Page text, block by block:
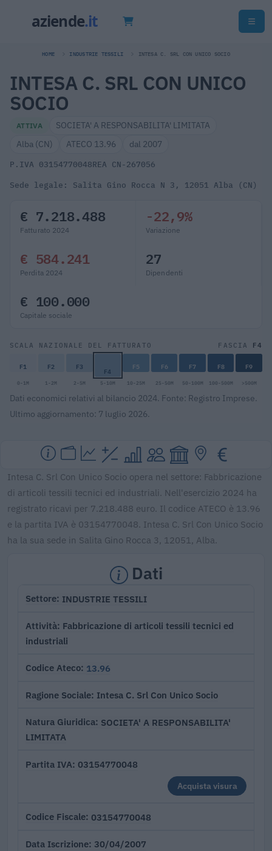
HOME INDUSTRIE TESSILI INTESA C. SRL CON UNICO SOCIO
INTESA C. SRL CON UNICO
SOCIO
ATTIVA
SOCIETA' A RESPONSABILITA' LIMITATA
Alba (CN)
ATECO 13.96 dal 2007
P.IVA 03154770048REA CN-267056
Sede legale: Salita Gino Rocca N 3, 12051 Alba (CN)
€ 7.218.488
Fatturato 2024
-22,9%
Variazione
€ 584.241
Perdita 2024
27
Dipendenti
€ 100.000
Capitale sociale
SCALA NAZIONALE DEL FATTURATO FASCIA F4
F1 F2 F3 F4 F5 F6 F7 F8 F9
0-1M 1-2M 2-5M 5-10M 10-25M 25-50M 50-100M 100-500M >500M
Dati economici relativi al bilancio 2024. Fonte: Registro Imprese.
Ultimo aggiornamento: 7 luglio 2026.
Intesa C. Srl Con Unico Socio opera nel settore: Fabbricazione
di articoli tessili tecnici ed industriali. Nell'esercizio 2024 ha
registrato ricavi per 7.218.488 euro. Il codice ATECO è 13.96
e la partita IVA è 03154770048. Intesa C. Srl Con Unico Socio
ha la sua sede in Salita Gino Rocca 3, 12051, Alba.
Dati
Settore INDUSTRIE TESSILI
Attività Fabbricazione di articoli tessili tecnici ed
industriali
Codice Ateco 13.96
Ragione Sociale Intesa C. Srl Con Unico Socio
Natura Giuridica SOCIETA' A RESPONSABILITA'
LIMITATA
Partita IVA 03154770048
Acquista visura
Codice Fiscale 03154770048
Data Iscrizione 30/04/2007